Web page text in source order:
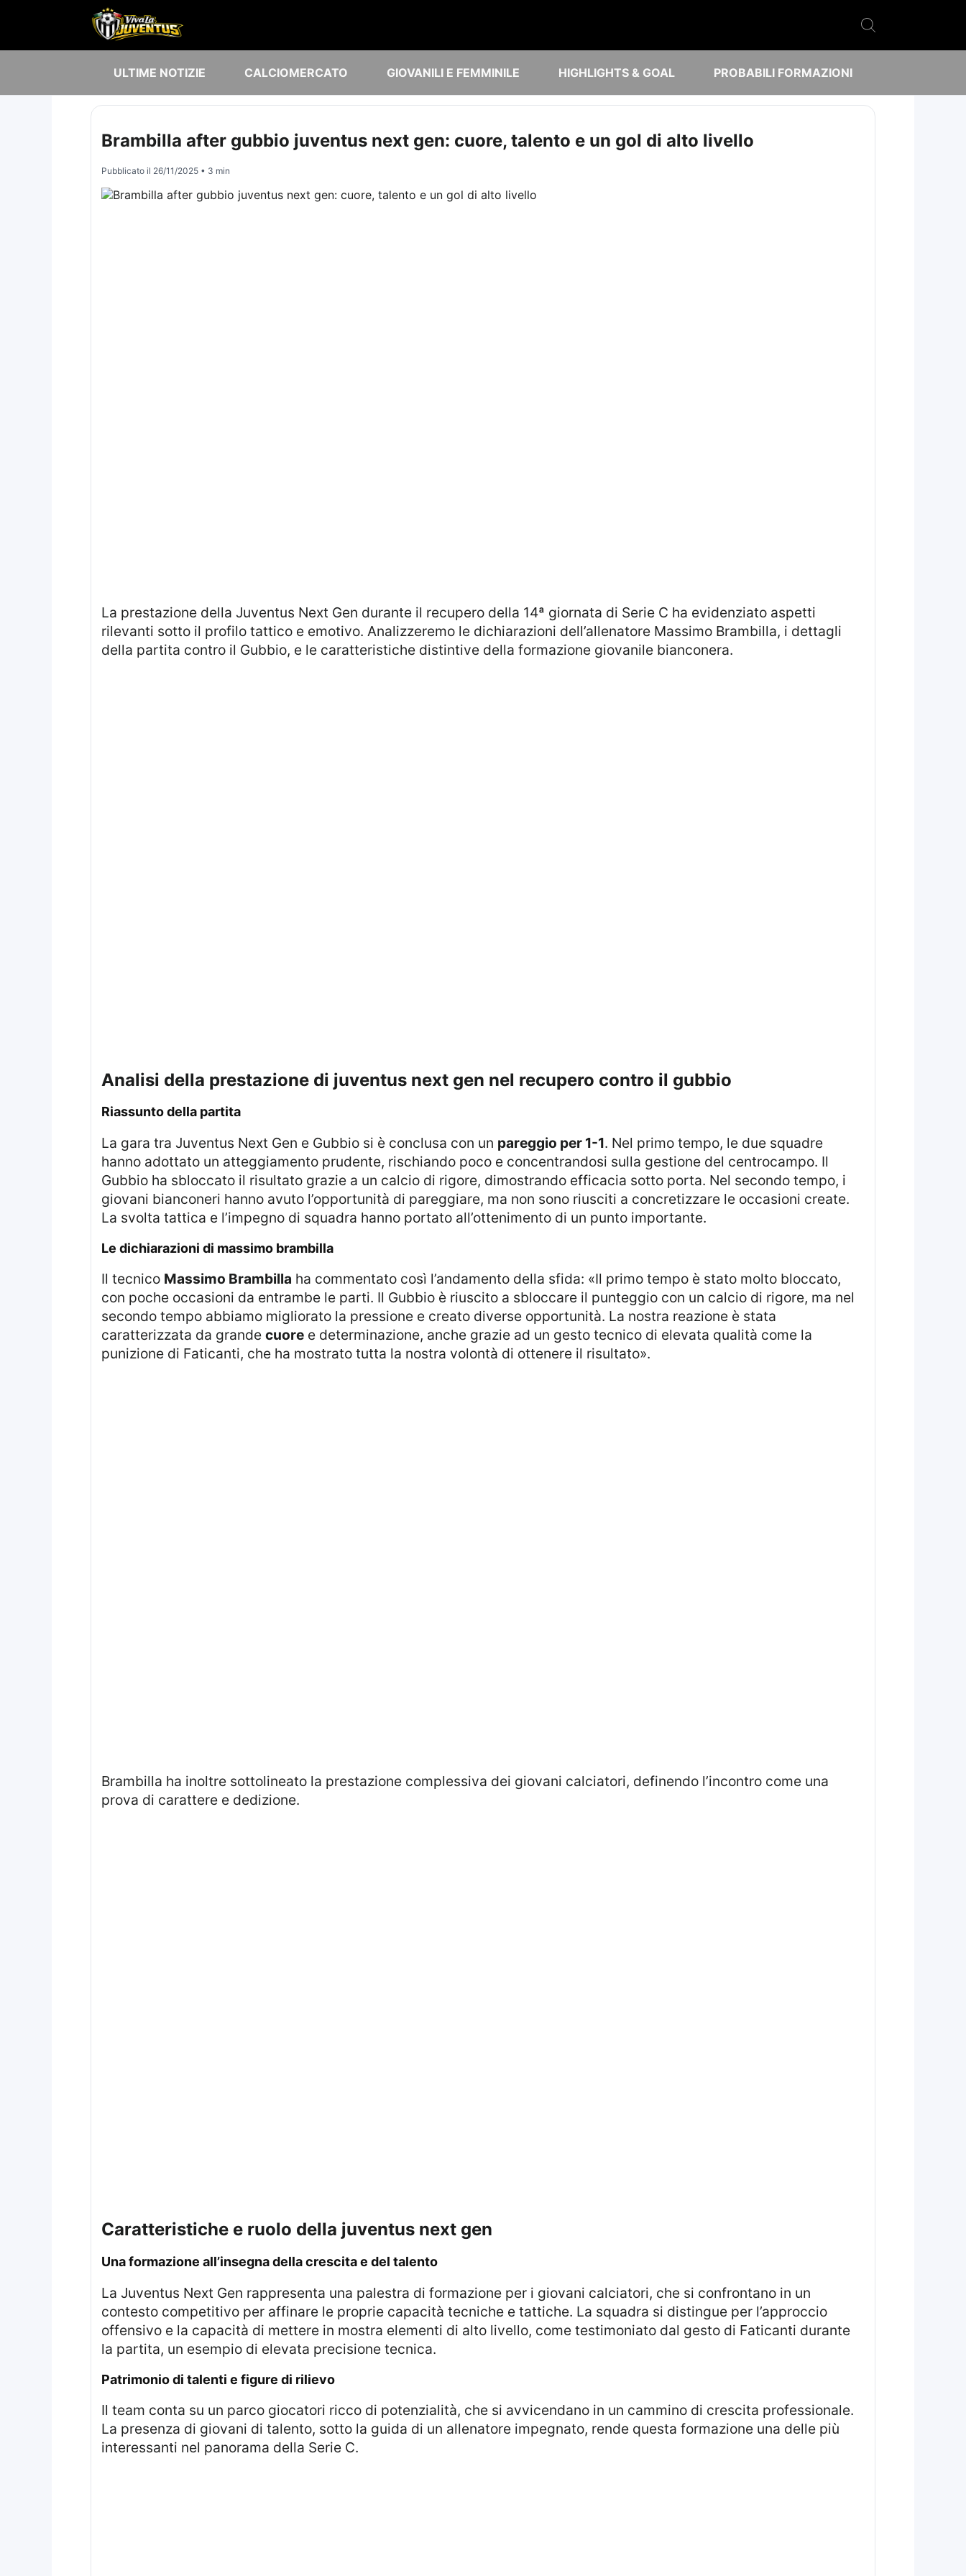
ULTIME NOTIZIE CALCIOMERCATO GIOVANILI E FEMMINILE HIGHLIGHTS & GOAL PROBABILI FORMAZIONI
Brambilla after gubbio juventus next gen: cuore, talento e un gol di alto livello
Pubblicato il 26/11/2025• 3 min
La prestazione della Juventus Next Gen durante il recupero della 14ª giornata di Serie C ha evidenziato aspetti
rilevanti sotto il profilo tattico e emotivo. Analizzeremo le dichiarazioni dell’allenatore Massimo Brambilla, i dettagli
della partita contro il Gubbio, e le caratteristiche distintive della formazione giovanile bianconera.
analisi della prestazione di juventus next gen nel recupero contro il gubbio
riassunto della partita
La gara tra Juventus Next Gen e Gubbio si è conclusa con un pareggio per 1-1. Nel primo tempo, le due squadre
hanno adottato un atteggiamento prudente, rischiando poco e concentrandosi sulla gestione del centrocampo. Il
Gubbio ha sbloccato il risultato grazie a un calcio di rigore, dimostrando efficacia sotto porta. Nel secondo tempo, i
giovani bianconeri hanno avuto l’opportunità di pareggiare, ma non sono riusciti a concretizzare le occasioni create.
La svolta tattica e l’impegno di squadra hanno portato all’ottenimento di un punto importante.
le dichiarazioni di massimo brambilla
Il tecnico Massimo Brambilla ha commentato così l’andamento della sfida: «Il primo tempo è stato molto bloccato,
con poche occasioni da entrambe le parti. Il Gubbio è riuscito a sbloccare il punteggio con un calcio di rigore, ma nel
secondo tempo abbiamo migliorato la pressione e creato diverse opportunità. La nostra reazione è stata
caratterizzata da grande cuoree determinazione, anche grazie ad un gesto tecnico di elevata qualità come la
punizione di Faticanti, che ha mostrato tutta la nostra volontà di ottenere il risultato».
Brambilla ha inoltre sottolineato la prestazione complessiva dei giovani calciatori, definendo l’incontro come una
prova di carattere e dedizione.
caratteristiche e ruolo della juventus next gen
una formazione all’insegna della crescita e del talento
La Juventus Next Gen rappresenta una palestra di formazione per i giovani calciatori, che si confrontano in un
contesto competitivo per affinare le proprie capacità tecniche e tattiche. La squadra si distingue per l’approccio
offensivo e la capacità di mettere in mostra elementi di alto livello, come testimoniato dal gesto di Faticanti durante
la partita, un esempio di elevata precisione tecnica.
patrimonio di talenti e figure di rilievo
Il team conta su un parco giocatori ricco di potenzialità, che si avvicendano in un cammino di crescita professionale.
La presenza di giovani di talento, sotto la guida di un allenatore impegnato, rende questa formazione una delle più
interessanti nel panorama della Serie C.